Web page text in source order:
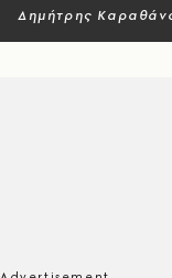
Δημήτρης